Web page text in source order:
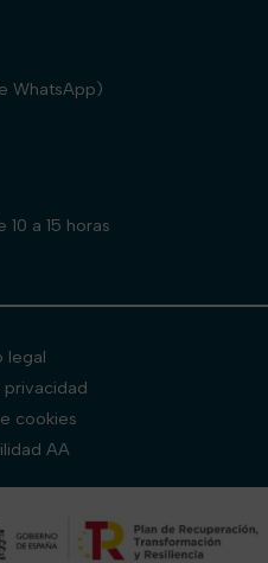
WhatsApp)
10 a 15 horas
legal
privacidad
cookies
AA